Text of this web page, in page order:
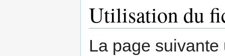
Utilisation du
La page